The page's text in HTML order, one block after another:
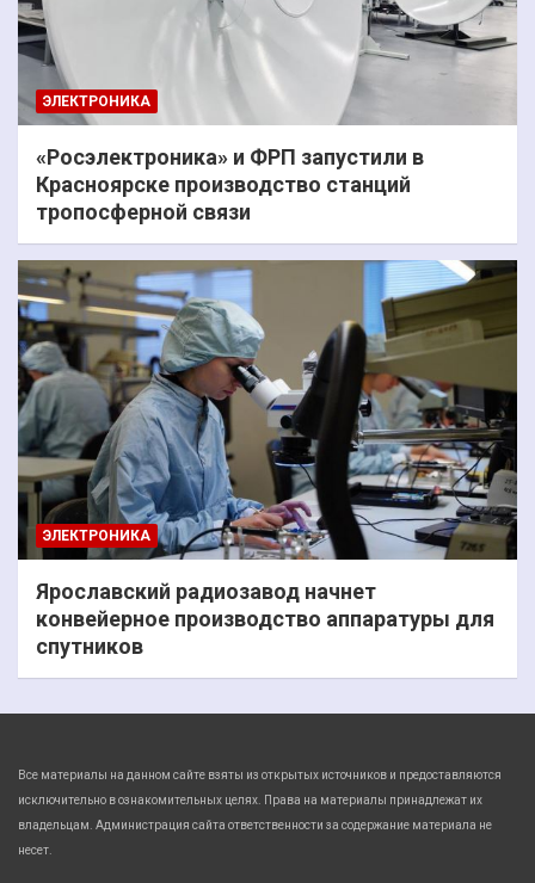
ЭЛЕКТРОНИКА
«Росэлектроника» и ФРП запустили в
Красноярске производство станций
тропосферной связи
ЭЛЕКТРОНИКА
Ярославский радиозавод начнет
конвейерное производство аппаратуры для
спутников
Все материалы на данном сайте взяты из открытых источников и предоставляются
исключительно в ознакомительных целях. Права на материалы принадлежат их
владельцам. Администрация сайта ответственности за содержание материала не
несет.